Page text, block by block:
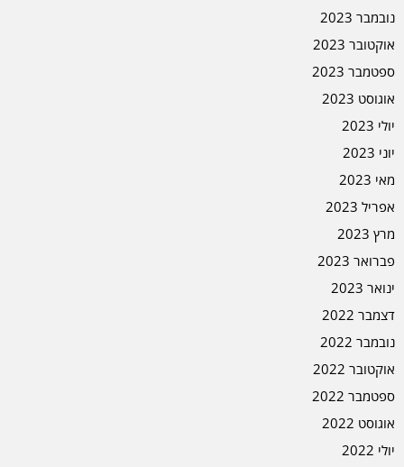
נובמבר 2023
אוקטובר 2023
ספטמבר 2023
אוגוסט 2023
יולי 2023
יוני 2023
מאי 2023
אפריל 2023
מרץ 2023
פברואר 2023
ינואר 2023
דצמבר 2022
נובמבר 2022
אוקטובר 2022
ספטמבר 2022
אוגוסט 2022
יולי 2022